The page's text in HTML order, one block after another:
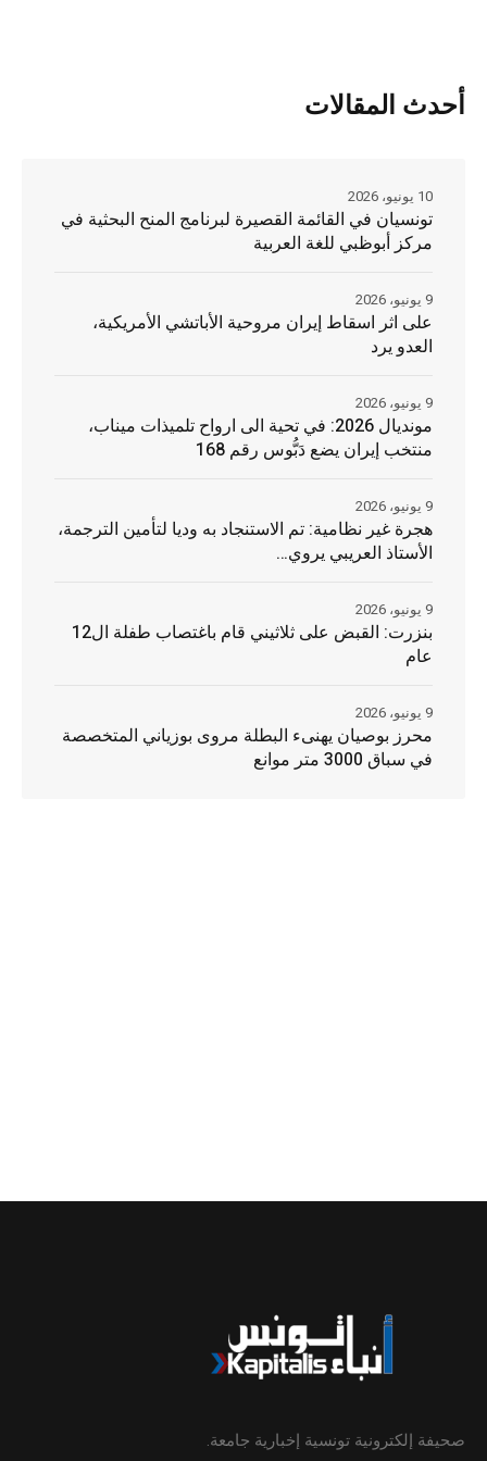
أحدث المقالات
تونسيان في القائمة القصيرة لبرنامج المنح البحثية في
مركز أبوظبي للغة العربية
10 يونيو، 2026
على اثر اسقاط إيران مروحية الأباتشي الأمريكية،
العدو يرد
9 يونيو، 2026
مونديال 2026: في تحية الى ارواح تلميذات ميناب،
منتخب إيران يضع دَبُّوس رقم 168
9 يونيو، 2026
هجرة غير نظامية: تم الاستنجاد به وديا لتأمين الترجمة،
الأستاذ العريبي يروي…
9 يونيو، 2026
بنزرت: القبض على ثلاثيني قام باغتصاب طفلة ال12
عام
9 يونيو، 2026
محرز بوصيان يهنىء البطلة مروى بوزياني المتخصصة
في سباق 3000 متر موانع
9 يونيو، 2026
صحيفة إلكترونية تونسية إخبارية جامعة.